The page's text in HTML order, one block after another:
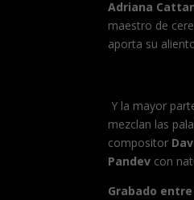
Adriana
maestro de
aporta su
Y la mayor
mezclan las
compositor
Pandev con
Grabado